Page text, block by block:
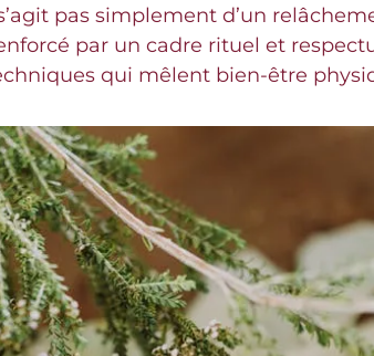
pas simplement d’un
par un cadre rituel et
qui mêlent bien-être